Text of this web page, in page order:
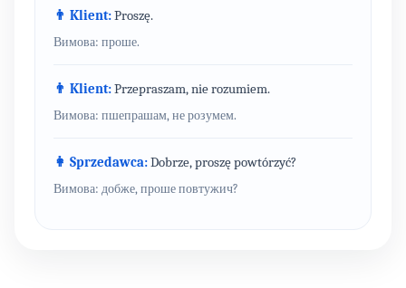
👨 Klient:Proszę.
Вимова: проше.
👨 Klient:Przepraszam, nie rozumiem.
Вимова: пшепрашам, не розумем.
👩 Sprzedawca:Dobrze, proszę powtórzyć?
Вимова: добже, проше повтужич?